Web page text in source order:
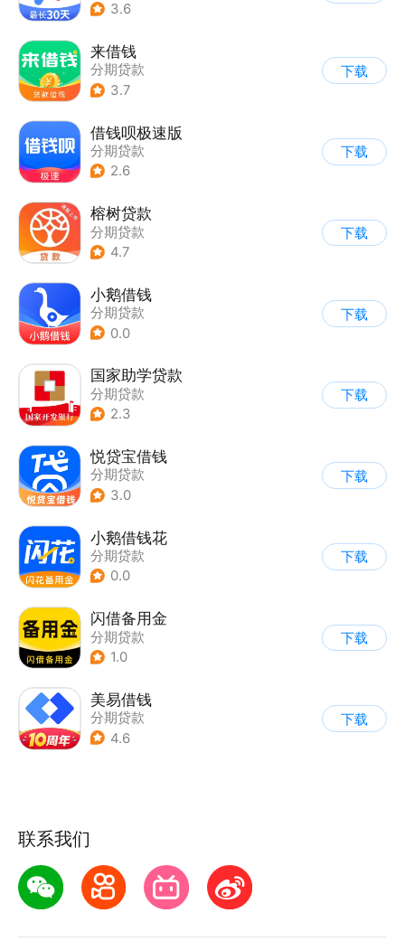
3.6
来借钱
分期贷款
3.7
下载
借钱呗极速版
分期贷款
2.6
下载
榕树贷款
分期贷款
4.7
下载
小鹅借钱
分期贷款
0.0
下载
国家助学贷款
分期贷款
2.3
下载
悦贷宝借钱
分期贷款
3.0
下载
小鹅借钱花
分期贷款
0.0
下载
闪借备用金
分期贷款
1.0
下载
美易借钱
分期贷款
4.6
下载
联系我们